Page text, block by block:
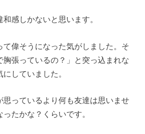
感しかないと思います。
て偉そうになった気がしました。そ
胸張っているの？」と突っ込まれな
していました。
思っているより何も友達は思いませ
たかな？くらいです。